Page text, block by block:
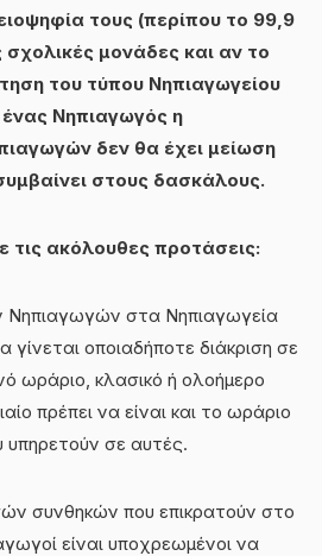
τους (περίπου το 99,9
σχολικές μονάδες και αν το
του τύπου Νηπιαγωγείου
Νηπιαγωγός η
δεν θα έχει μείωση
στους δασκάλους.
τις ακόλουθες προτάσεις:
Νηπιαγωγών στα Νηπιαγωγεία
γίνεται οποιαδήποτε διάκριση σε
ωράριο, κλασικό ή ολοήμερο
πρέπει να είναι και το ωράριο
σε αυτές.
συνθηκών που επικρατούν στο
είναι υποχρεωμένοι να